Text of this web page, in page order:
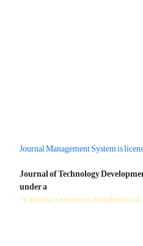
Journal of Technology
under a